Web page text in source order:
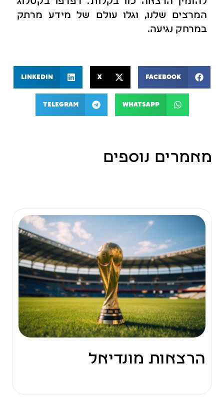
המרצים שלנו, וגלו עולם של מידע מרתק
במרחק נגיעה.
Facebook
X
LinkedIn
WhatsApp
Telegram
מאמרים נוספים
הרצאות מונדיאל